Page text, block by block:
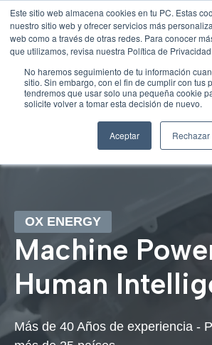
Este sitio web almacena cookies en tu PC. Estas
nuestro sitio web y ofrecer servicios más
web como a través de otras redes. Para conocer
que utilizamos, revisa nuestra Política de Privacidad.
No haremos seguimiento de tu información
sitio. Sin embargo, con el fin de cumplir con tus
tendremos que usar solo una pequeña cookie
solicite volver a tomar esta decisión de nuevo.
Aceptar Rechazar
OX ENERGY
Machine
Human
Más de 40 Años de experiencia -